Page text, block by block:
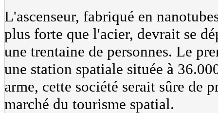
L'ascenseur, fabriqué en
plus forte que l'acier, devrait se
une trentaine de personnes. Le
une station spatiale située à
arme, cette société serait sûre de
marché du tourisme spatial.